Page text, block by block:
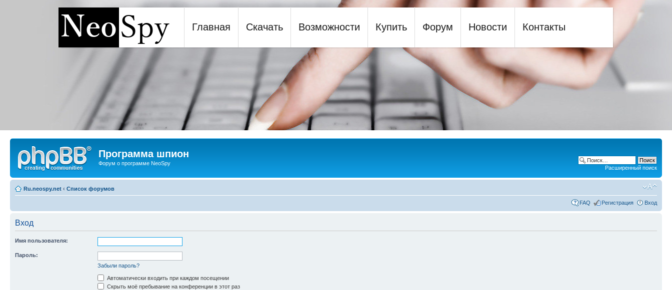
Программа шпион NeoSpy
Главная Скачать Возможности Купить Форум Новости Контакты
Программа шпион
Форум о программе NeoSpy
Расширенный поиск
Ru.neospy.net ‹ Список форумов
FAQ Регистрация Вход
Вход
Имя пользователя:
Пароль:
Забыли пароль?
Автоматически входить при каждом посещении
Скрыть моё пребывание на конференции в этот раз